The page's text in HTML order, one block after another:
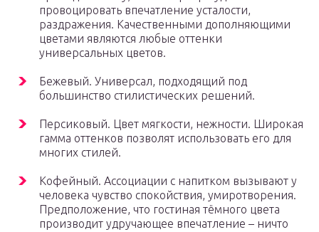
провоцировать впечатление усталости,
раздражения. Качественными дополняющими
цветами являются любые оттенки
универсальных цветов.
Бежевый. Универсал, подходящий под
большинство стилистических решений.
Персиковый. Цвет мягкости, нежности. Широкая
гамма оттенков позволят использовать его для
многих стилей.
Кофейный. Ассоциации с напитком вызывают у
человека чувство спокойствия, умиротворения.
Предположение, что гостиная тёмного цвета
производит удручающее впечатление – ничто